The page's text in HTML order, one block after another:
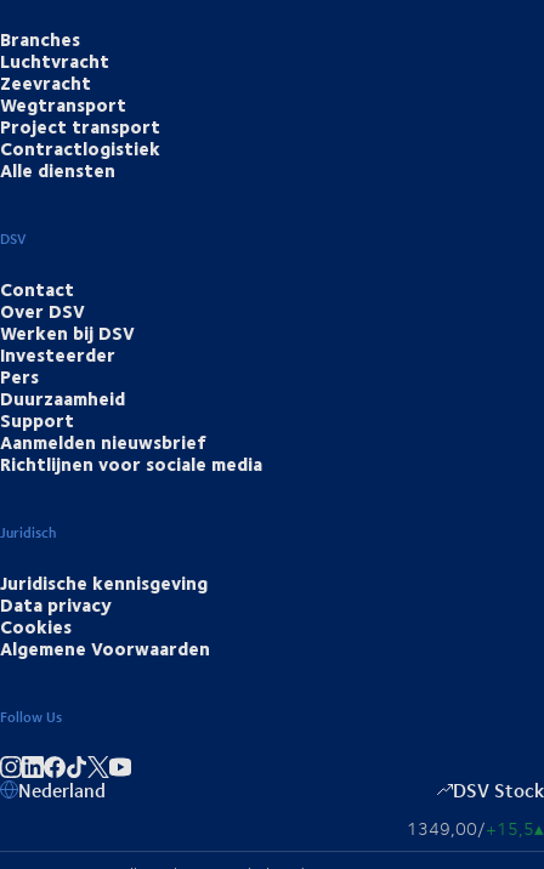
Branches
Luchtvracht
Zeevracht
Wegtransport
Project transport
Contractlogistiek
Alle diensten
DSV
Contact
Over DSV
Werken bij DSV
Investeerder
Pers
Duurzaamheid
Support
Aanmelden nieuwsbrief
Richtlijnen voor sociale media
Juridisch
Juridische kennisgeving
Data privacy
Cookies
Algemene Voorwaarden
Follow Us
Deel op Instagram
Deel op LinkedIn
Deel op Facebook
Deel op TikTok
Deel op YouTube
Nederland DSV Stock
1349,00/+15,5▴